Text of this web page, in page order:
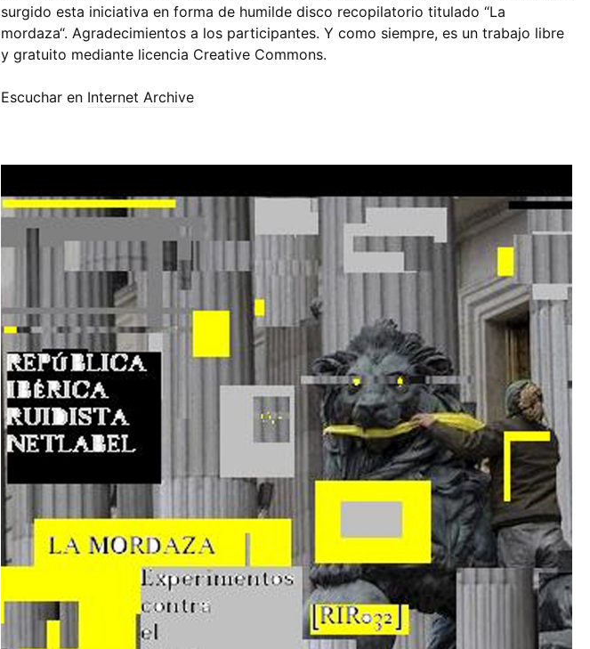
surgido esta iniciativa en forma de humilde disco recopilatorio titulado “La
mordaza“. Agradecimientos a los participantes. Y como siempre, es un trabajo libre
y gratuito mediante licencia Creative Commons.
Escuchar en Internet Archive